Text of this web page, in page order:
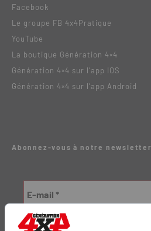
Facebook
Le groupe FB 4x4Pratique
YouTube
La boutique Génération 4×4
Génération 4×4 sur l’app IOS
Génération 4×4 sur l’app Android
Abonnez-vous à notre newsletter